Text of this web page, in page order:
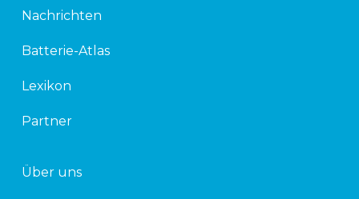
Nachrichten
Batterie-Atlas
Lexikon
Partner
Über uns